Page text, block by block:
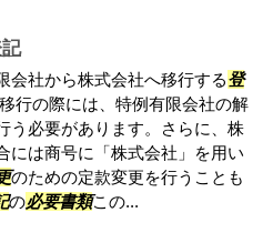
会社から株式会社へ移行する登
行の際には、特例有限会社の解
う必要があります。さらに、株
には商号に「株式会社」を用い
のための定款変更を行うことも
の必要書類この...